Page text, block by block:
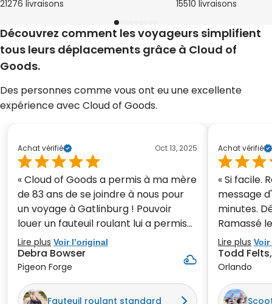
21276 livraisons 15510 livraisons
Découvrez comment les voyageurs simplifient
tous leurs déplacements grâce à Cloud of
Goods.
Des personnes comme vous ont eu une excellente
expérience avec Cloud of Goods.
Achat vérifié Oct 13, 2025
« Cloud of Goods a permis à ma mère
de 83 ans de se joindre à nous pour
un voyage à Gatlinburg ! Pouvoir
louer un fauteuil roulant lui a permis
de profiter de toutes les visites et des
courses avec ses petits-enfants et
arrière-petits-enfants. La
commodité de la livraison et de la
récupération au chalet était
Lire plus Voir l’original
Debra Bowser
Pigeon Forge
Fauteuil roulant standard
Achat vérifié
« Si facile.
message
minutes.
Ramassé
envoyer
d'Epcot et
minutes
duré
avait
Lire plus Voir
Todd Felts,
Orlando